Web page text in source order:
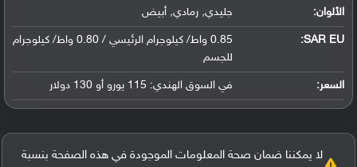
الألوان: جليدي, رمادي, أبيض
SAR EU:
0.85 واط/ كيلوجرام الرئيسي / 0.80 واط/ كيلوجرام
للجسم
السعر: في السوق الهندي: 115 يورو أو 130 دولار
لا يمكننا ضمان صحة المعلومات الموجودة في هذه الصفحة بنسبة